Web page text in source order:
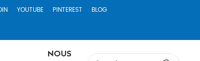
YOUTUBE PINTEREST BLOG
NOUS